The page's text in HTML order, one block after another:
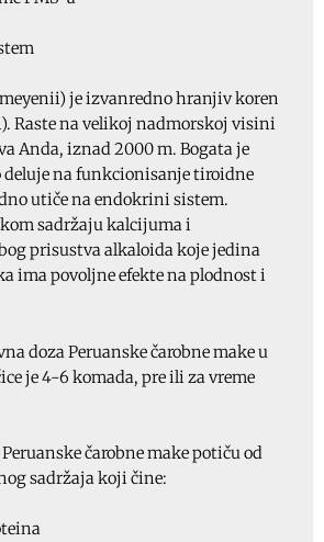
je izvanredno hranjiv koren
Raste na velikoj nadmorskoj visini
Anda, iznad 2000 m. Bogata je
na funkcionisanje tiroidne
utiče na endokrini sistem.
sadržaju kalcijuma i
prisustva alkaloida koje jedina
ima povoljne efekte na plodnost i
doza Peruanske čarobne make u
je 4-6 komada, pre ili za vreme
čarobne make potiču od
sadržaja koji čine: